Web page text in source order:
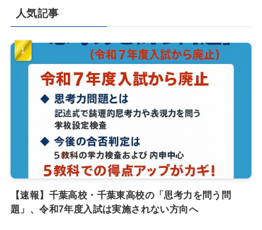
人気記事
【速報】千葉高校・千葉東高校の「思考力を問う問
題」、令和7年度入試は実施されない方向へ